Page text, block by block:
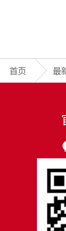
首页 最